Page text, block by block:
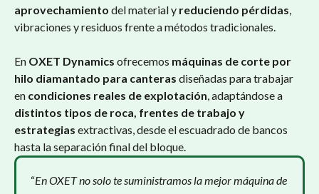
aprovechamiento del material y reduciendo pérdidas,
vibraciones y residuos frente a métodos tradicionales.
En OXET Dynamics ofrecemos máquinas de corte por
hilo diamantado para canteras diseñadas para trabajar
en condiciones reales de explotación, adaptándose a
distintos tipos de roca, frentes de trabajo y
estrategias extractivas, desde el escuadrado de bancos
hasta la separación final del bloque.
“En OXET no solo te suministramos la mejor máquina de